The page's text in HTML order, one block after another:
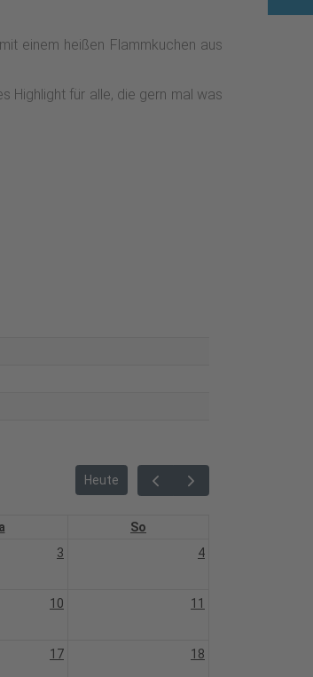
einem heißen Flammkuchen aus
Highlight für alle, die gern mal was
Heute
So
3 4
10 11
17 18